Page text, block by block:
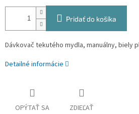
Pridať do košíka
Dávkovač tekutého mydla, manuálny, biely
Detailné informácie
OPÝTAŤ SA ZDIEĽAŤ